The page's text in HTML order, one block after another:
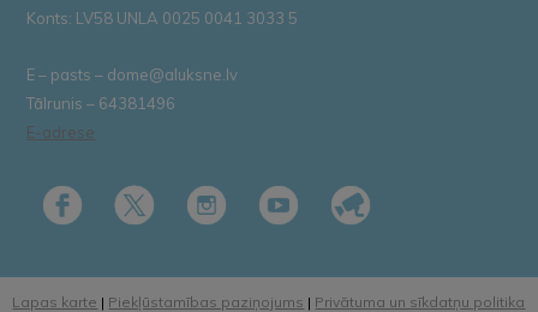
Konts: LV58 UNLA 0025 0041 3033 5
E – pasts – dome@aluksne.lv
Tālrunis – 64381496
E-adrese
Lapas karte | Piekļūstamības paziņojums | Privātuma un sīkdatņu politika